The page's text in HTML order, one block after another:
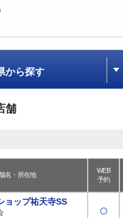
から探す
舗
名・所在地
WEB
予約
ョップ祐天寺SS
〇